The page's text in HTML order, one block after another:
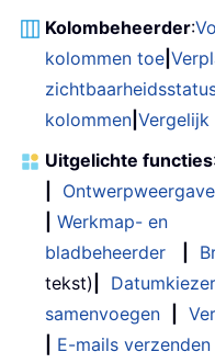
Kolombeheerder:
kolommen toe
kolommen Vergelijk
Uitgelichte functies
Ontwerpweergave
Werkmap- en
bladbeheerder
tekst)
Datumkiezer
samenvoegen
E-mails